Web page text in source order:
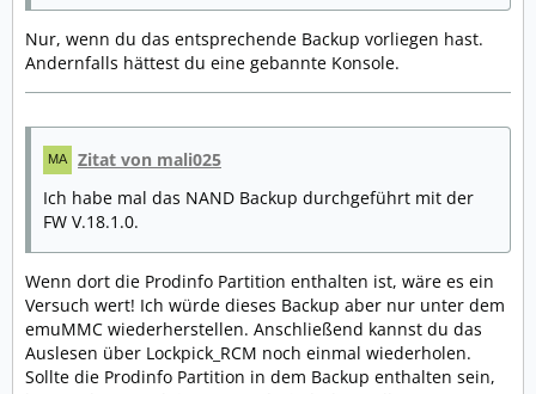
Nur, wenn du das entsprechende Backup vorliegen hast.
Andernfalls hättest du eine gebannte Konsole.
Zitat von mali025
Ich habe mal das NAND Backup durchgeführt mit der
FW V.18.1.0.
Wenn dort die Prodinfo Partition enthalten ist, wäre es ein
Versuch wert! Ich würde dieses Backup aber nur unter dem
emuMMC wiederherstellen. Anschließend kannst du das
Auslesen über Lockpick_RCM noch einmal wiederholen.
Sollte die Prodinfo Partition in dem Backup enthalten sein,